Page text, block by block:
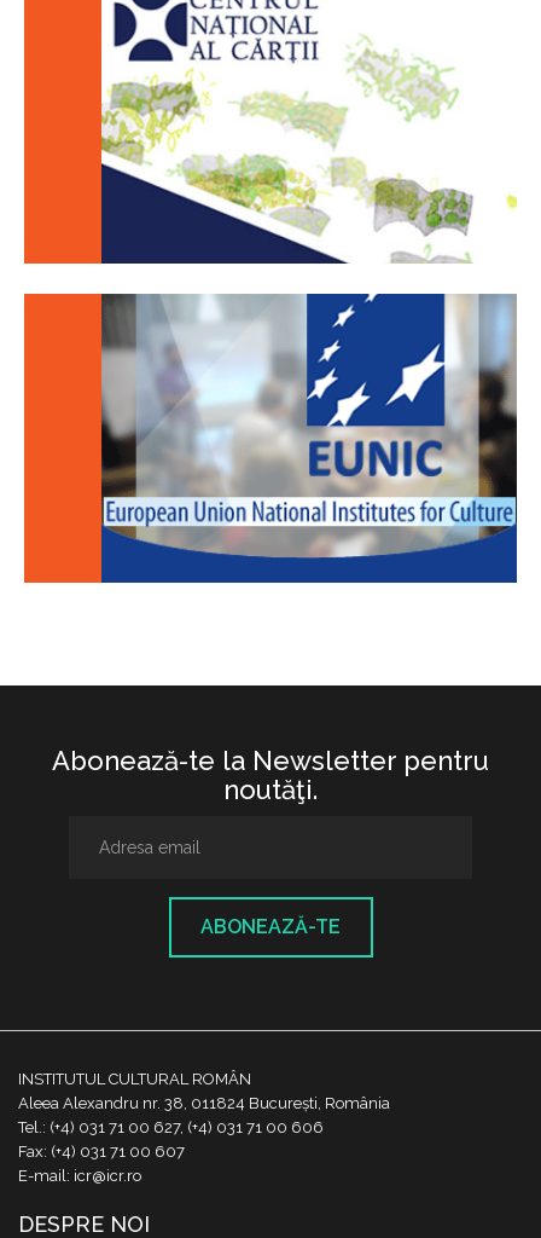
Abonează-te la Newsletter pentru
noutăţi.
ABONEAZĂ-TE
INSTITUTUL CULTURAL ROMÂN
Aleea Alexandru nr. 38, 011824 București, România
Tel.: (+4) 031 71 00 627, (+4) 031 71 00 606
Fax: (+4) 031 71 00 607
E-mail: icr@icr.ro
DESPRE NOI